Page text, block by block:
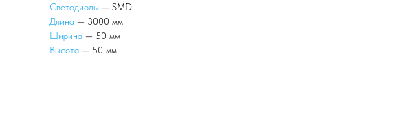
Светодиоды — SMD
Длина — 3000 мм
Ширина — 50 мм
Высота — 50 мм